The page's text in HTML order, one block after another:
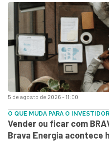
5 de agosto de 2026 - 11:00
O QUE MUDA PARA O INVESTIDOR
Vender ou ficar com
Brava Energia acontece